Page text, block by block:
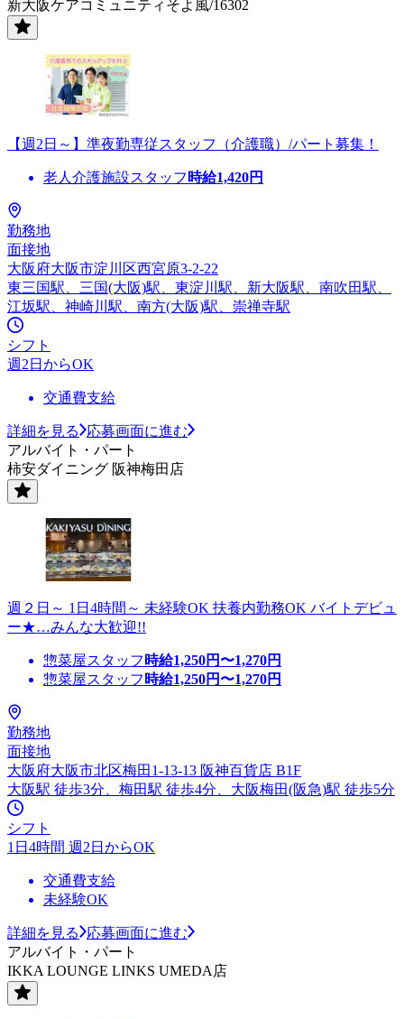
新大阪ケアコミュニティそよ風/16302
【週2日～】準夜勤専従スタッフ（介護職）/パート募集！
老人介護施設スタッフ 時給1,420円
勤務地
面接地
大阪府大阪市淀川区西宮原3-2-22
東三国駅、三国(大阪)駅、東淀川駅、新大阪駅、南吹田駅、
江坂駅、神崎川駅、南方(大阪)駅、崇禅寺駅
シフト
週2日からOK
交通費支給
詳細を見る
応募画面に進む
アルバイト・パート
柿安ダイニング 阪神梅田店
週２日～ 1日4時間～ 未経験OK 扶養内勤務OK バイトデビュ
ー★…みんな大歓迎!!
惣菜屋スタッフ 時給1,250円〜1,270円
惣菜屋スタッフ 時給1,250円〜1,270円
勤務地
面接地
大阪府大阪市北区梅田1-13-13 阪神百貨店 B1F
大阪駅 徒歩3分、梅田駅 徒歩4分、大阪梅田(阪急)駅 徒歩5分
シフト
1日4時間 週2日からOK
交通費支給
未経験OK
詳細を見る
応募画面に進む
アルバイト・パート
IKKA LOUNGE LINKS UMEDA店